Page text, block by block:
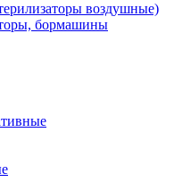
воздушные)
бормашины